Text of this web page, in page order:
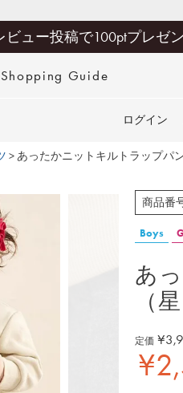
ュー投稿で100ptプレゼン
Shopping Guide
ログイン
検索
あったかニットキルトラップパ
商品番
Boys
あ
（星
定価 ¥
¥